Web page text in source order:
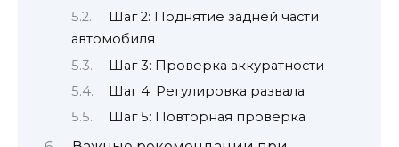
Шаг 2: Поднятие задней части
автомобиля
Шаг 3: Проверка аккуратности
Шаг 4: Регулировка развала
Шаг 5: Повторная проверка